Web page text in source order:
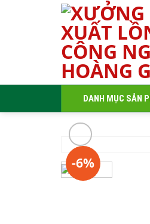
DANH MỤC SẢN
-6%